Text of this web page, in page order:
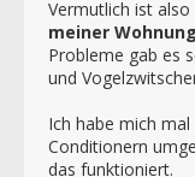
Vermutlich ist also
meiner
Probleme gab es
und
Ich habe mich
Conditionern
das funktioniert.